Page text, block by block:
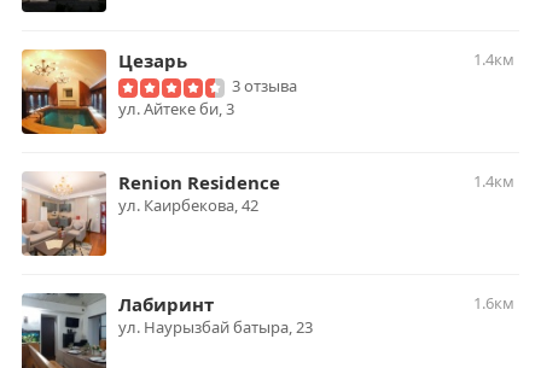
Цезарь
1.4км
3 отзыва
ул. Айтеке би, 3
Renion Residence
1.4км
ул. Каирбекова, 42
Лабиринт
1.6км
ул. Наурызбай батыра, 23